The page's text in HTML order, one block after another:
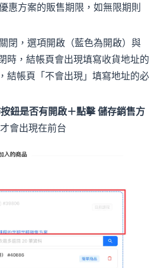
惠方案的販售期限，如無限期則
閉，選項開啟（藍色為開啟）與
時，結帳頁會出現填寫收貨地址的
結帳頁「不會出現」填寫地址的必
鈕是否有開啟＋點擊 儲存銷售方
會出現在前台